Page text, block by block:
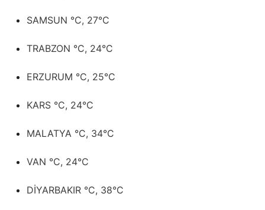
SAMSUN °C, 27°C
TRABZON °C, 24°C
ERZURUM °C, 25°C
KARS °C, 24°C
MALATYA °C, 34°C
VAN °C, 24°C
DİYARBAKIR °C, 38°C